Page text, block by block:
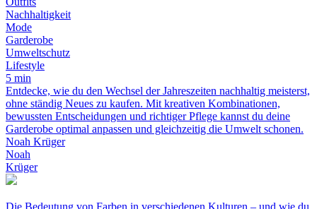
Nachhaltigkeit
Mode
Garderobe
Umweltschutz
Lifestyle
5 min
Entdecke, wie du den Wechsel der Jahreszeiten nachhaltig meisterst,
ohne ständig Neues zu kaufen. Mit kreativen Kombinationen,
bewussten Entscheidungen und richtiger Pflege kannst du deine
Garderobe optimal anpassen und gleichzeitig die Umwelt schonen.
Noah Krüger
Noah
Krüger